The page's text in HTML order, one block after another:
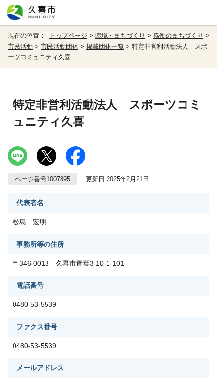
現在の位置： トップページ > 環境・まちづくり > 協働のまちづくり >
市民活動 > 市民活動団体 > 掲載団体一覧 > 特定非営利活動法人 スポ
ーツコミュニティ久喜
特定非営利活動法人 スポーツコミ
ュニティ久喜
ページ番号1007895 更新日 2025年2月21日
代表者名
松島 宏明
事務所等の住所
〒346-0013 久喜市青葉3-10-1-101
電話番号
0480-53-5539
ファクス番号
0480-53-5539
メールアドレス